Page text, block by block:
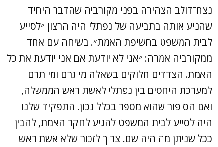
נצח־דולב הצהירה בפני מקורביה שהדבר היחיד
שהניע אותה בתביעה של נפתלי היה הרצון ״לסייע
לבית המשפט בחשיפת האמת״. בשיחה עם אחד
ממקורביה אמרה: ״אני לא יודעת אם אני יודעת את כל
האמת. הצדדים חלוקים בשאלה מי גרם ומי תרם
למערכת היחסים בין נפתלי לאשת ראש הממשלה,
ואם הסיפור שהוא מספר בכלל נכון. התפקיד שלנו
היה לסייע לבית המשפט להגיע לחקר האמת, להבין
ככל שניתן מה היה שם. צריך לזכור שלא אשת ראש